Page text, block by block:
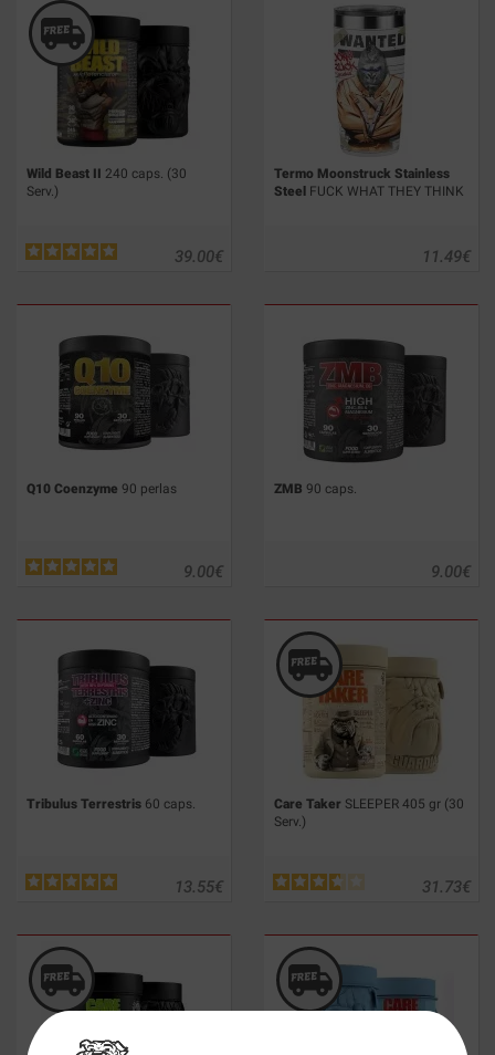
Wild Beast II 240 caps. (30
Serv.)
€
39.00
Termo Moonstruck Stainless
Steel FUCK WHAT THEY THINK
€
11.49
Q10 Coenzyme 90 perlas
€
9.00
ZMB 90 caps.
€
9.00
Tribulus Terrestris 60 caps.
€
13.55
Care Taker SLEEPER 405 gr (30
Serv.)
€
31.73